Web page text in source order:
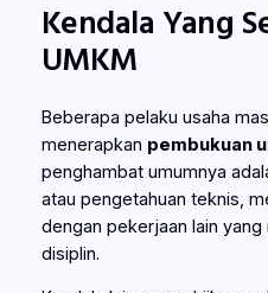
Kendala Yang
UMKM
Beberapa pelaku usaha
menerapkan pembukuan
penghambat umumnya
atau pengetahuan teknis,
dengan pekerjaan lain
disiplin.